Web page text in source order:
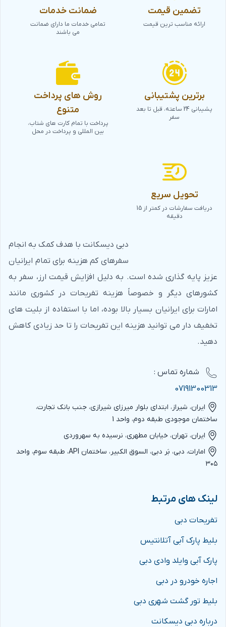
تضمین قیمت
ارائه مناسب ترین قیمت
ضمانت خدمات
تمامی خدمات ما دارای ضمانت
می باشند
برترین پشتیبانی
پشیبانی 24 ساعته، قبل تا بعد
سفر
روش های پرداخت
متنوع
پرداخت با تمام کارت های شتاب،
بین المللی و پرداخت در محل
تحویل سریع
دریافت سفارشات در کمتر از 15
دقیقه
دبی دیسکانت با هدف کمک به انجام
سفرهای کم هزینه برای تمام ایرانیان
عزیز پایه گذاری شده است. به دلیل افزایش قیمت ارز، سفر به
کشورهای دیگر و خصوصاً هزینه تفریحات در کشوری مانند
امارات برای ایرانیان بسیار بالا بوده، اما با استفاده از بلیت های
تخفیف دار می توانید هزینه این تفریحات را تا حد زیادی کاهش
دهید.
شماره‌ تماس :
07191300313
ایران، شیراز، ابتدای بلوار میرزای شیرازی، جنب بانک تجارت،
ساختمان موجودی طبقه دوم، واحد 1
ایران، تهران، خیابان مطهری، نرسیده به سهروردی
امارات، دبی، بَر دبی، السوق الکبیر، ساختمان API، طبقه سوم، واحد
۳۰۵
لینک های مرتبط
تفریحات دبی
بلیط پارک آبی آتلانتیس
پارک آبی وایلد وادی دبی
اجاره خودرو در دبی
بلیط تور گشت شهری دبی
درباره دبی دیسکانت